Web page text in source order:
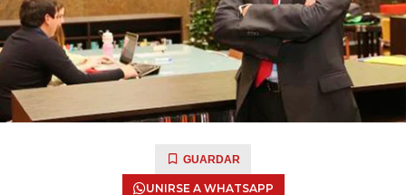
GUARDAR
UNIRSE A WHATSAPP